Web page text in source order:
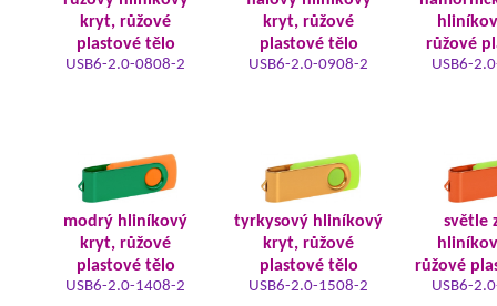
kryt, růžové
plastové tělo
USB6-2.0-0808-2
kryt, růžové
plastové tělo
USB6-2.0-0908-2
růžové
USB6-
modrý hliníkový
kryt, růžové
plastové tělo
USB6-2.0-1408-2
tyrkysový hliníkový
kryt, růžové
plastové tělo
USB6-2.0-1508-2
světle
růžové
USB6-